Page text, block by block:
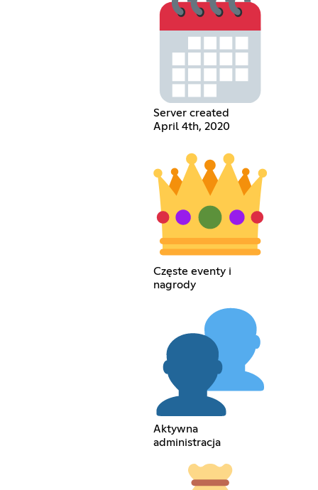
Server created
April 4th, 2020
Częste eventy i
nagrody
Aktywna
administracja